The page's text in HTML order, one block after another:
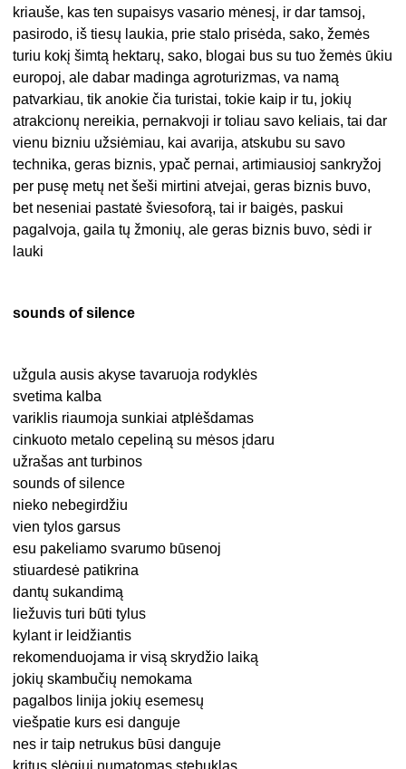
kriauše, kas ten supaisys vasario mėnesį, ir dar tamsoj,
pasirodo, iš tiesų laukia, prie stalo prisėda, sako, žemės
turiu kokį šimtą hektarų, sako, blogai bus su tuo žemės ūkiu
europoj, ale dabar madinga agroturizmas, va namą
patvarkiau, tik anokie čia turistai, tokie kaip ir tu, jokių
atrakcionų nereikia, pernakvoji ir toliau savo keliais, tai dar
vienu bizniu užsiėmiau, kai avarija, atskubu su savo
technika, geras biznis, ypač pernai, artimiausioj sankryžoj
per pusę metų net šeši mirtini atvejai, geras biznis buvo,
bet neseniai pastatė šviesoforą, tai ir baigės, paskui
pagalvoja, gaila tų žmonių, ale geras biznis buvo, sėdi ir
lauki
sounds of silence
užgula ausis akyse tavaruoja rodyklės
svetima kalba
variklis riaumoja sunkiai atplėšdamas
cinkuoto metalo cepeliną su mėsos įdaru
užrašas ant turbinos
sounds of silence
nieko nebegirdžiu
vien tylos garsus
esu pakeliamo svarumo būsenoj
stiuardesė patikrina
dantų sukandimą
liežuvis turi būti tylus
kylant ir leidžiantis
rekomenduojama ir visą skrydžio laiką
jokių skambučių nemokama
pagalbos linija jokių esemesų
viešpatie kurs esi danguje
nes ir taip netrukus būsi danguje